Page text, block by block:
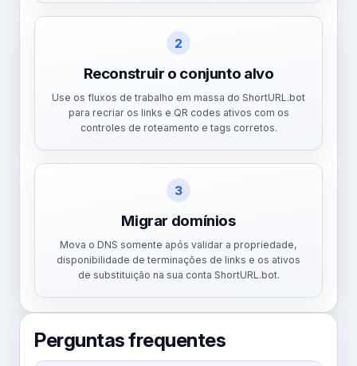
2
Reconstruir o conjunto alvo
Use os fluxos de trabalho em massa do ShortURL.bot
para recriar os links e QR codes ativos com os
controles de roteamento e tags corretos.
3
Migrar domínios
Mova o DNS somente após validar a propriedade,
disponibilidade de terminações de links e os ativos
de substituição na sua conta ShortURL.bot.
Perguntas frequentes